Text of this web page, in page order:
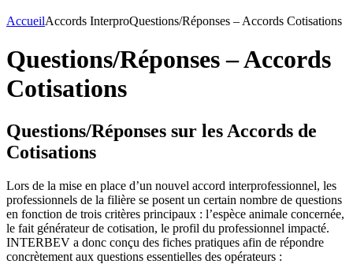
AccueilAccords InterproQuestions/Réponses – Accords Cotisations
Questions/Réponses – Accords
Cotisations
Questions/Réponses sur les Accords de
Cotisations
Lors de la mise en place d’un nouvel accord interprofessionnel, les
professionnels de la filière se posent un certain nombre de questions
en fonction de trois critères principaux : l’espèce animale concernée,
le fait générateur de cotisation, le profil du professionnel impacté.
INTERBEV a donc conçu des fiches pratiques afin de répondre
concrètement aux questions essentielles des opérateurs :